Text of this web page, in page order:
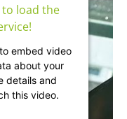
load the
embed video
about your
details and
this video.